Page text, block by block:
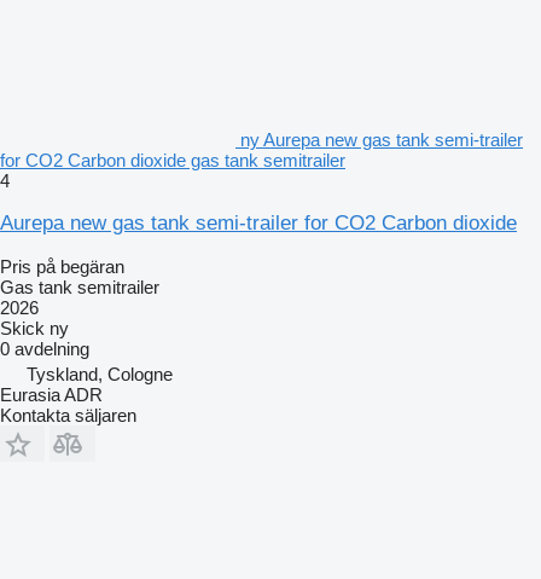
ny Aurepa new gas tank semi-trailer
for CO2 Carbon dioxide gas tank semitrailer
4
Aurepa new gas tank semi-trailer for CO2 Carbon dioxide
Pris på begäran
Gas tank semitrailer
2026
Skick ny
0 avdelning
Tyskland, Cologne
Eurasia ADR
Kontakta säljaren